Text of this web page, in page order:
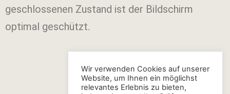
geschlossenen Zustand ist der Bildschirm
optimal geschützt.
Wir verwenden Cookies auf unserer
Website, um Ihnen ein möglichst
relevantes Erlebnis zu bieten,